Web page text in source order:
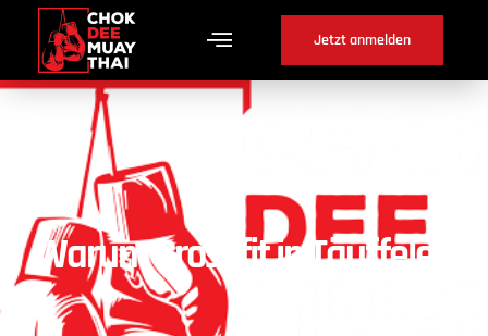
Jetzt anmelden
Warum Crossfit in Täuffelen